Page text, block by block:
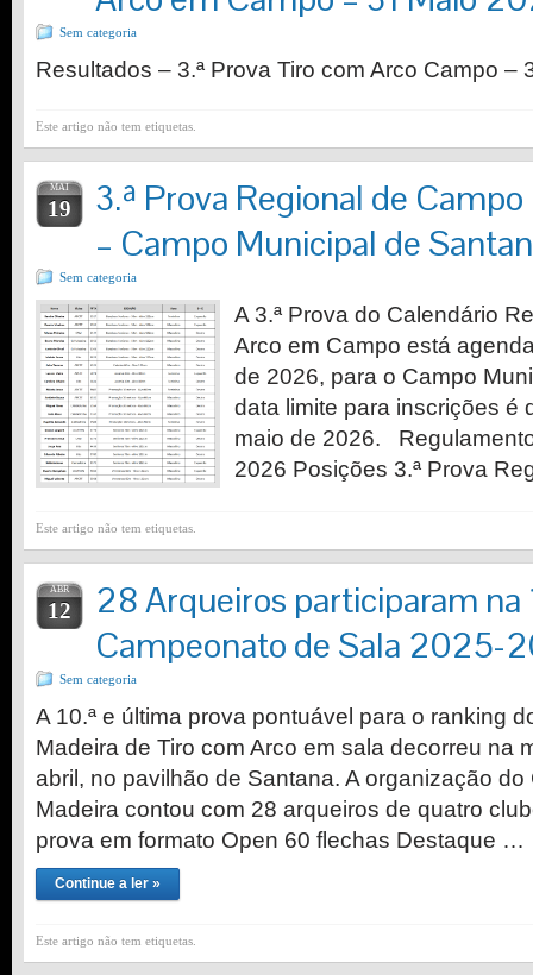
Sem categoria
Resultados – 3.ª Prova Tiro com Arco Campo –
Este artigo não tem etiquetas.
MAI
19
3.ª Prova Regional de
– Campo Municipal de
Sem categoria
A 3.ª Prova do Calendário
Arco em Campo está
de 2026, para o Campo
data limite para inscrições é
maio de 2026.
2026 Posições 3.ª Prova
Este artigo não tem etiquetas.
ABR
12
28 Arqueiros participaram na
Campeonato de Sala 2025-
Sem categoria
A 10.ª e última prova pontuável para o ranking
Madeira de Tiro com Arco em sala decorreu na
abril, no pavilhão de Santana. A organização
Madeira contou com 28 arqueiros de quatro
prova em formato Open 60 flechas Destaque …
Continue a ler »
Este artigo não tem etiquetas.